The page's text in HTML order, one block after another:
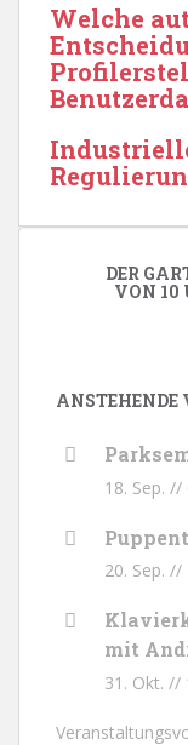
Welche
DER
VON 10
ANSTEHENDE
18. Sep. //
20. Sep. //
mit
31. Okt. //